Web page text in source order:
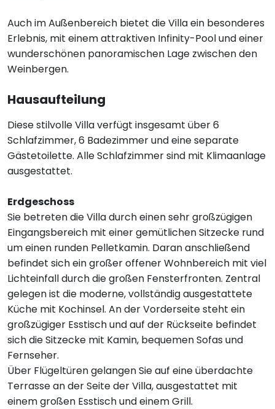
Auch im Außenbereich bietet die Villa ein besonderes
Erlebnis, mit einem attraktiven Infinity-Pool und einer
wunderschönen panoramischen Lage zwischen den
Weinbergen.
Hausaufteilung
Diese stilvolle Villa verfügt insgesamt über 6
Schlafzimmer, 6 Badezimmer und eine separate
Gästetoilette. Alle Schlafzimmer sind mit Klimaanlage
ausgestattet.
Erdgeschoss
Sie betreten die Villa durch einen sehr großzügigen
Eingangsbereich mit einer gemütlichen Sitzecke rund
um einen runden Pelletkamin. Daran anschließend
befindet sich ein großer offener Wohnbereich mit viel
Lichteinfall durch die großen Fensterfronten. Zentral
gelegen ist die moderne, vollständig ausgestattete
Küche mit Kochinsel. An der Vorderseite steht ein
großzügiger Esstisch und auf der Rückseite befindet
sich die Sitzecke mit Kamin, bequemen Sofas und
Fernseher.
Über Flügeltüren gelangen Sie auf eine überdachte
Terrasse an der Seite der Villa, ausgestattet mit
einem großen Esstisch und einem Grill.